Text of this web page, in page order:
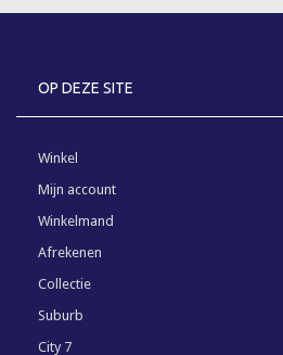
OP DEZE SITE
Winkel
Mijn account
Winkelmand
Afrekenen
Collectie
Suburb
City 7